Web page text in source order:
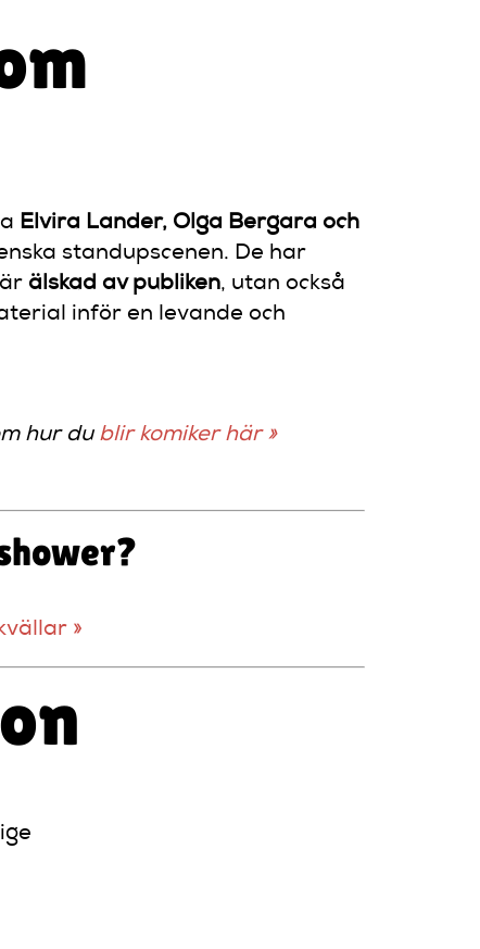
Elvira Lander, Olga Bergara och
standupscenen. De har
älskad av publiken, utan också
inför en levande och
hur du blir komiker här »
»